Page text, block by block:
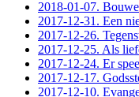
2018-01-07.
2017-12-31. Een
2017-12-26.
2017-12-25. Als
2017-12-24. Er
2017-12-17.
2017-12-10.